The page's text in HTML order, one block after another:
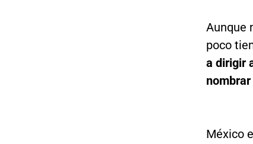
Aunque
poco
a dirigir
México